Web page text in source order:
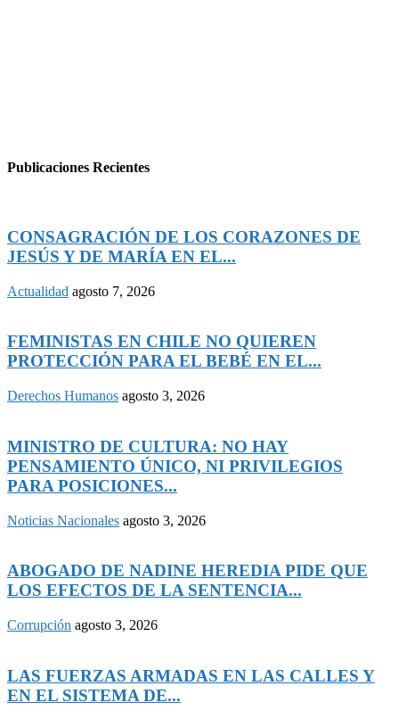
Publicaciones Recientes
CONSAGRACIÓN DE LOS CORAZONES DE
JESÚS Y DE MARÍA EN EL...
Actualidad agosto 7, 2026
FEMINISTAS EN CHILE NO QUIEREN
PROTECCIÓN PARA EL BEBÉ EN EL...
Derechos Humanos agosto 3, 2026
MINISTRO DE CULTURA: NO HAY
PENSAMIENTO ÚNICO, NI PRIVILEGIOS
PARA POSICIONES...
Noticias Nacionales agosto 3, 2026
ABOGADO DE NADINE HEREDIA PIDE QUE
LOS EFECTOS DE LA SENTENCIA...
Corrupción agosto 3, 2026
LAS FUERZAS ARMADAS EN LAS CALLES Y
EN EL SISTEMA DE...